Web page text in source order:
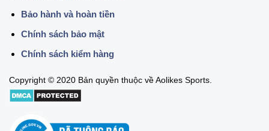
Bảo hành và hoàn tiền
Chính sách bảo mật
Chính sách kiểm hàng
Copyright © 2020 Bản quyền thuộc về Aolikes Sports.